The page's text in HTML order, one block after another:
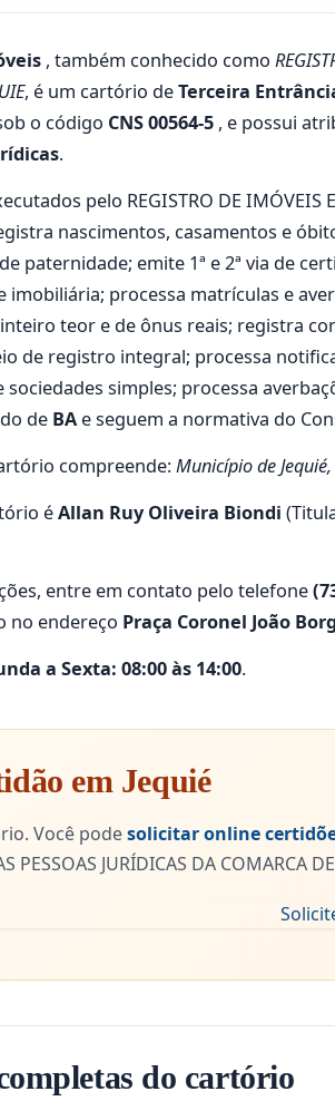
, também conhecido como
, é um cartório deTerceira
o código CNS 00564-5 , e possui
.
pelo REGISTRO DE IMÓVEIS E
nascimentos, casamentos e
paternidade; emite 1ª e 2ª via de
processa matrículas e
teor e de ônus reais; registra
de registro integral; processa
simples; processa
de BA e seguem a normativa do
compreende:Município de
éAllan Ruy Oliveira Biondi
entre em contato pelo telefone
no endereço Praça Coronel João
a Sexta: 08:00 às 14:00.
em Jequié
Você podesolicitar online
PESSOAS JURÍDICAS DA
do cartório